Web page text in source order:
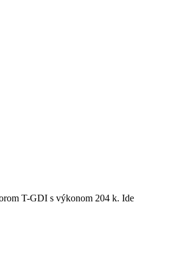
T-GDI s výkonom 204 k. Ide